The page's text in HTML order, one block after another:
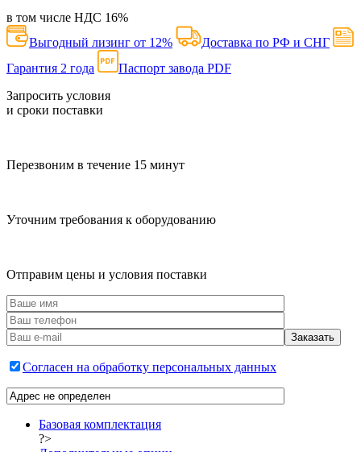
в том числе НДС 16%
Выгодный лизинг от 12%
Доставка по РФ и СНГ
Гарантия 2 года
Паспорт завода PDF
Запросить условия
и сроки поставки
Перезвоним в течение 15 минут
Уточним требования к оборудованию
Отправим цены и условия поставки
Согласен на обработку персональных данных
Базовая комплектация
?>